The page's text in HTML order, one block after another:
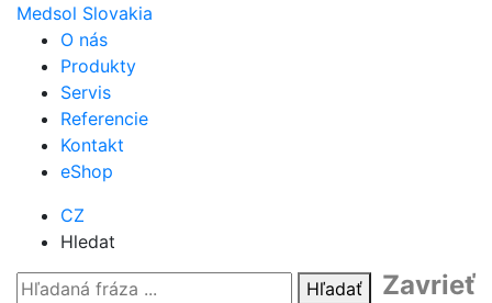
Medsol Slovakia
O nás
Produkty
Servis
Referencie
Kontakt
eShop
CZ
Hledat
Hľadať Zavrieť